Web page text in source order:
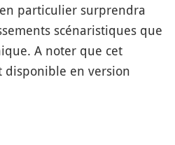
particulier surprendra
scénaristiques que
A noter que cet
disponible en version